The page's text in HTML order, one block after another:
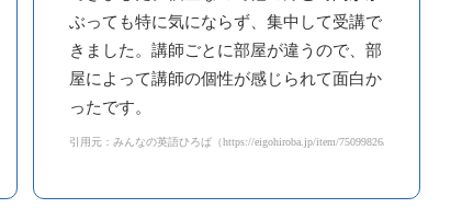
）
ぶっても特に気にならず、集中して受講で
きました。講師ごとに部屋が違うので、部
屋によって講師の個性が感じられて面白か
ったです。
引用元：みんなの英語ひろば（https://eigohiroba.jp/item/75099826/reviews?page=2）